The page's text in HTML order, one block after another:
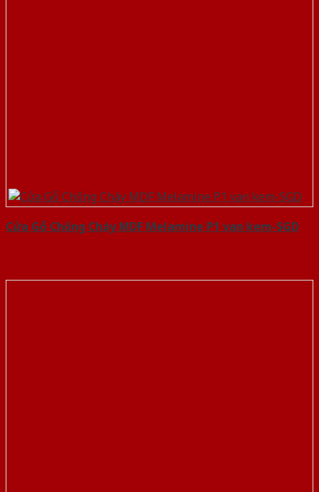
Cửa Gỗ Chống Cháy MDF Melamine P1 van kem-SGD